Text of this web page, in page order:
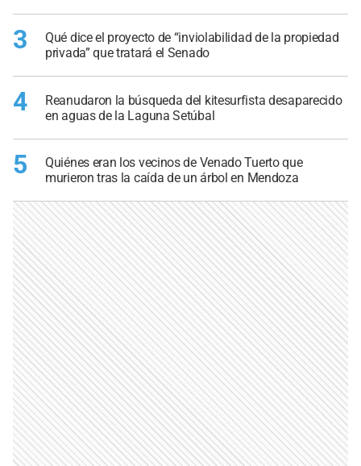
3
Qué dice el proyecto de “inviolabilidad de la propiedad
privada” que tratará el Senado
4
Reanudaron la búsqueda del kitesurfista desaparecido
en aguas de la Laguna Setúbal
5
Quiénes eran los vecinos de Venado Tuerto que
murieron tras la caída de un árbol en Mendoza